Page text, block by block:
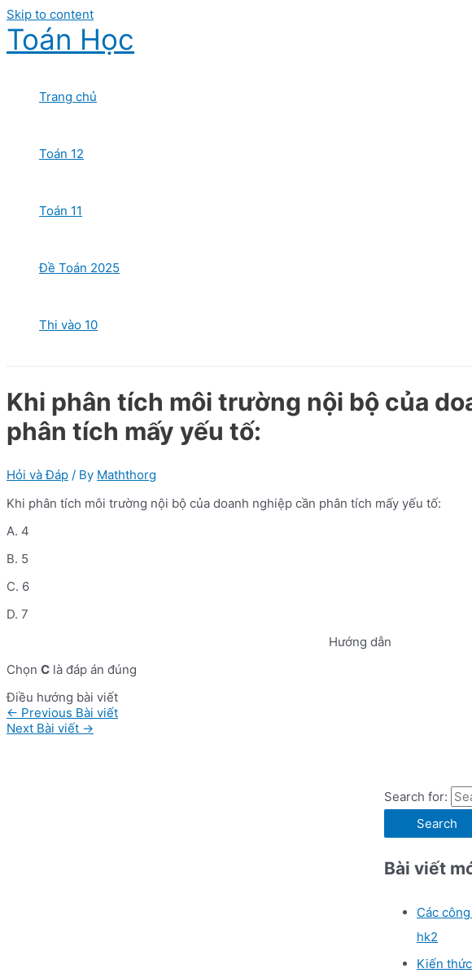
Skip to content
Toán Học
Trang chủ
Toán 12
Toán 11
Đề Toán 2025
Thi vào 10
Khi phân tích môi trường nội bộ của
phân tích mấy yếu tố:
Hỏi và Đáp / By Maththorg
Khi phân tích môi trường nội bộ của doanh nghiệp cần phân tích mấy yếu tố:
A. 4
B. 5
C. 6
D. 7
Hướng dẫn
Chọn C là đáp án đúng
Điều hướng bài viết
← Previous Bài viết
Next Bài viết →
Search for:
Bài viết
Các
hk2
Kiến